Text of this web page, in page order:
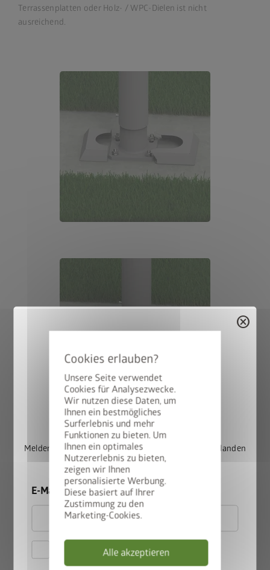
Unsere Seite verwendet
Cookies für Analysezwecke.
Wir nutzen diese Daten, um
Ihnen ein bestmögliches
Surferlebnis und mehr
Funktionen zu bieten. Um
Ihnen ein optimales
Nutzererlebnis zu bieten,
zeigen wir Ihnen
personalisierte Werbung.
Diese basiert auf Ihrer
Zustimmung zu den
Marketing-Cookies.
Alle akzeptieren
Terrassenplatten oder Holz- / WPC-Dielen ist nicht
ausreichend.
Variante 2: Steher zum Einbetonieren, höhenverstellbar bis zu
Bei dieser Variante wird der Steher direkt in das
Betonfundament einbetoniert. Größe der Fundamentpunkte
(variiert je nach Bodenbeschaffenheit): mind. 50 x 50 cm.
135 cm Steherhöhe und 115 cm bei 180 cm Steherhöhe
cancel
StyleBox gewinnen
Melden Sie sich jetzt für unseren Newsletter an und landen
Sie automatisch im Lostopf.
E-Mail
Hiermit akzeptiere ich
dieDatenschutzbestimmungen